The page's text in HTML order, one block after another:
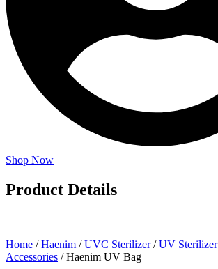
Shop Now
Product Details
Home /Haenim /UVC Sterilizer/UV Sterilizer
Accessories / Haenim UV Bag